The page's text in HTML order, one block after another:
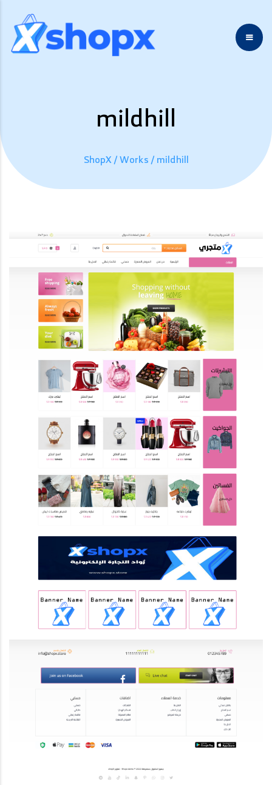
mildhill
ShopX/Works/mildhill